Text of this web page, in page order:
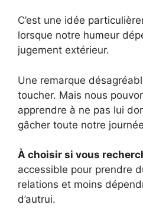
C’est une idée
lorsque notre humeur
jugement extérieur.
Une remarque
toucher. Mais nous
apprendre à ne pas lui
gâcher toute notre
À choisir si vous
accessible pour prendre
relations et moins
d’autrui.